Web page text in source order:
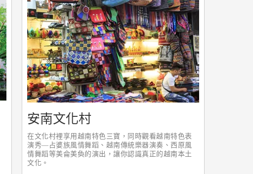
安南文化村
在文化村裡享用越南特色三寶，同時觀看越南特色表
演秀—占婆族風情舞蹈、越南傳統樂器演奏、西原風
情舞蹈等美侖美奐的演出，讓你認識真正的越南本土
文化。